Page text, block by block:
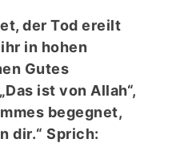
der Tod ereilt
in hohen
Gutes
ist von Allah“,
begegnet,
dir.“ Sprich: